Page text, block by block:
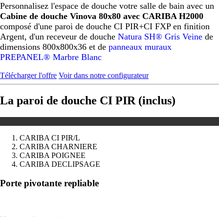
Personnalisez l'espace de douche votre salle de bain avec un
Cabine de douche Vinova 80x80 avec CARIBA H2000
composé d'une paroi de douche CI PIR+CI FXP en finition
Argent, d'un receveur de douche Natura SH® Gris Veine de
dimensions 800x800x36 et de panneaux muraux
PREPANEL® Marbre Blanc
Télécharger l'offre Voir dans notre configurateur
La paroi de douche CI PIR (inclus)
CARIBA CI PIR/L
CARIBA CHARNIERE
CARIBA POIGNEE
CARIBA DECLIPSAGE
Précédent
Suivant
Porte pivotante repliable